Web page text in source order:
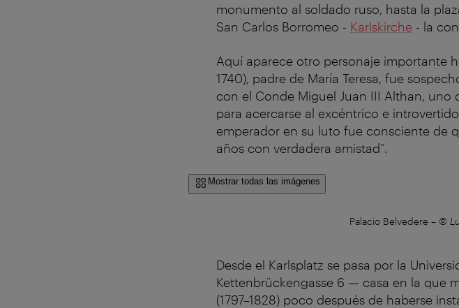
monumento al soldado ruso, hasta la
San Carlos Borromeo - Karlskirche - la
Aquí aparece otro personaje importante
1740), padre de María Teresa, fue
con el Conde Miguel Juan III Althan,
para acercarse al excéntrico e
emperador en su luto fue consciente de
años con verdadera amistad”.
Mostrar todas las imágenes
Palacio Belvedere – ©
Desde el Karlsplatz se pasa por la
Kettenbrückengasse 6 — casa en la que
(1797–1828) poco después de haberse